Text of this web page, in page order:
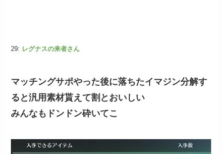
29: レグナスの来者さん
マッチングサポやった後に落ちたイマジン分解す
ると汎用素材貰えて割とおいしい
みんなもドンドン砕いてこ